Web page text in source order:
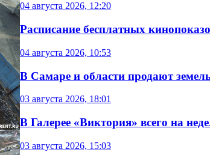
04 августа 2026, 12:20
Расписание бесплатных
04 августа 2026, 10:53
В Самаре и области продают
03 августа 2026, 18:01
В Галерее «Виктория» всего на
03 августа 2026, 15:03